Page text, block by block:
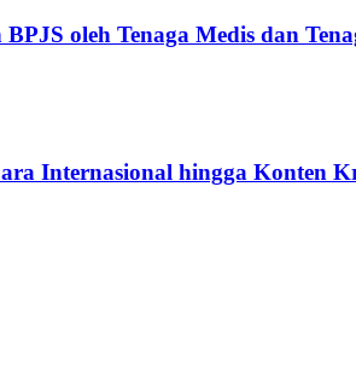
oleh Tenaga Medis dan
Internasional hingga Konten